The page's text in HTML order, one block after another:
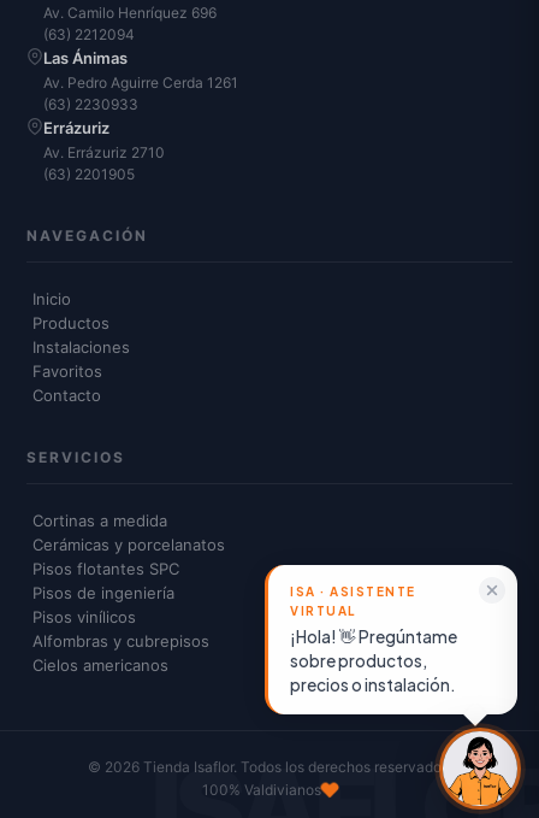
¡Hola! 👋 Pregúntame
sobre productos,
precios o instalación.
Av. Camilo Henríquez 696
(63) 2212094
Las Ánimas
Av. Pedro Aguirre Cerda 1261
(63) 2230933
Errázuriz
Av. Errázuriz 2710
(63) 2201905
NAVEGACIÓN
Inicio
Productos
Instalaciones
Favoritos
Contacto
SERVICIOS
Cortinas a medida
Cerámicas y porcelanatos
Pisos flotantes SPC
Pisos de ingeniería
Pisos vinílicos
Alfombras y cubrepisos
Cielos americanos
© 2026 Tienda Isaflor. Todos los derechos reservados.
100% Valdivianos